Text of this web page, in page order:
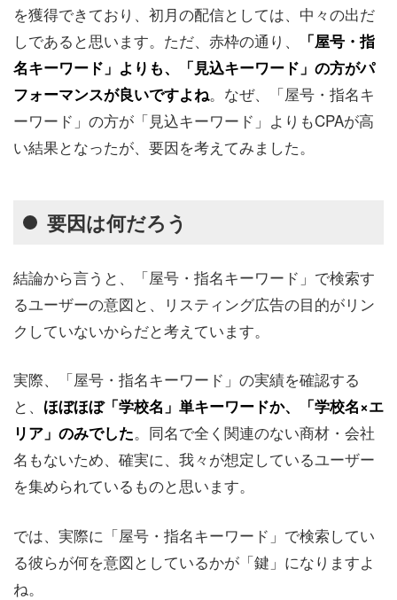
を獲得できており、初月の配信としては、中々の出だ
しであると思います。ただ、赤枠の通り、
「屋号・指
名キーワード」よりも、「見込キーワード」の方がパ
フォーマンスが良いですよね。なぜ、「屋号・指名キ
ーワード」の方が「見込キーワード」よりもCPAが高
い結果となったが、要因を考えてみました。
要因は何だろう
結論から言うと、「屋号・指名キーワード」で検索す
るユーザーの意図と、リスティング広告の目的がリン
クしていないからだと考えています。
実際、「屋号・指名キーワード」の実績を確認する
と、 ほぼほぼ「学校名」単キーワードか、「学校名×エ
リア」のみでした。同名で全く関連のない商材・会社
名もないため、確実に、我々が想定しているユーザー
を集められているものと思います。
では、実際に「屋号・指名キーワード」で検索してい
る彼らが何を意図としているかが「鍵」になりますよ
ね。